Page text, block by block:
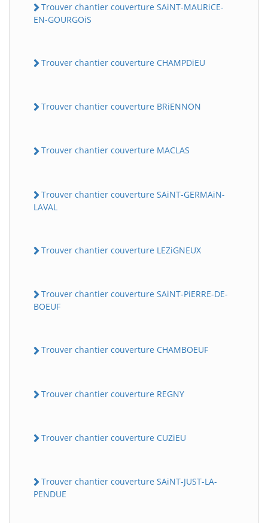
Trouver chantier couverture SAiNT-MAURiCE-
EN-GOURGOiS
Trouver chantier couverture CHAMPDiEU
Trouver chantier couverture BRiENNON
Trouver chantier couverture MACLAS
Trouver chantier couverture SAiNT-GERMAiN-
LAVAL
Trouver chantier couverture LEZiGNEUX
Trouver chantier couverture SAiNT-PiERRE-DE-
BOEUF
Trouver chantier couverture CHAMBOEUF
Trouver chantier couverture REGNY
Trouver chantier couverture CUZiEU
Trouver chantier couverture SAiNT-JUST-LA-
PENDUE